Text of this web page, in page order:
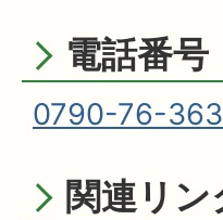
電話番号
0790-76-
関連リン